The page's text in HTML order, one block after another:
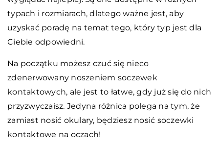
typach i rozmiarach, dlatego ważne jest, aby
uzyskać poradę na temat tego, który typ jest dla
Ciebie odpowiedni.
Na początku możesz czuć się nieco
zdenerwowany noszeniem soczewek
kontaktowych, ale jest to łatwe, gdy już się do nich
przyzwyczaisz. Jedyna różnica polega na tym, że
zamiast nosić okulary, będziesz nosić soczewki
kontaktowe na oczach!